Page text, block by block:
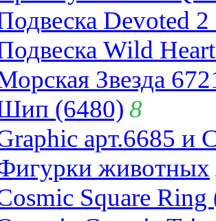
Devoted
Wild
Звезда
(6480) 8
арт.6685 и
животных
Square Ring